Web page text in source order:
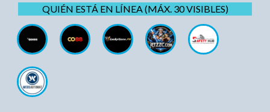
QUIÉN ESTÁ EN LÍNEA (MÁX. 30 VISIBLES)